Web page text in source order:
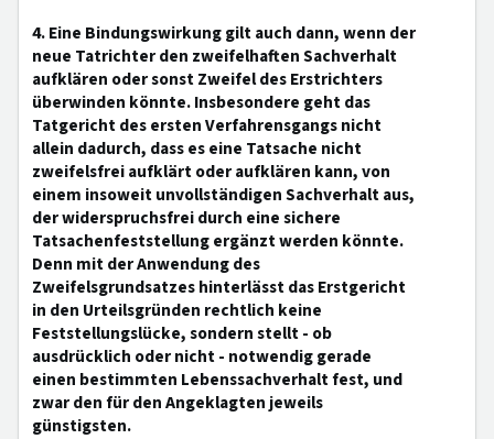
4. Eine Bindungswirkung gilt auch dann, wenn der
neue Tatrichter den zweifelhaften Sachverhalt
aufklären oder sonst Zweifel des Erstrichters
überwinden könnte. Insbesondere geht das
Tatgericht des ersten Verfahrensgangs nicht
allein dadurch, dass es eine Tatsache nicht
zweifelsfrei aufklärt oder aufklären kann, von
einem insoweit unvollständigen Sachverhalt aus,
der widerspruchsfrei durch eine sichere
Tatsachenfeststellung ergänzt werden könnte.
Denn mit der Anwendung des
Zweifelsgrundsatzes hinterlässt das Erstgericht
in den Urteilsgründen rechtlich keine
Feststellungslücke, sondern stellt - ob
ausdrücklich oder nicht - notwendig gerade
einen bestimmten Lebenssachverhalt fest, und
zwar den für den Angeklagten jeweils
günstigsten.